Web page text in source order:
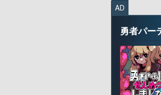
AD
勇者パー